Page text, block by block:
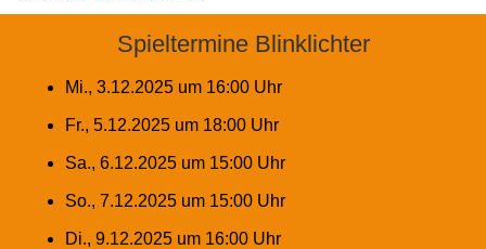
Spieltermine Blinklichter
Mi., 3.12.2025 um 16:00 Uhr
Fr., 5.12.2025 um 18:00 Uhr
Sa., 6.12.2025 um 15:00 Uhr
So., 7.12.2025 um 15:00 Uhr
Di., 9.12.2025 um 16:00 Uhr